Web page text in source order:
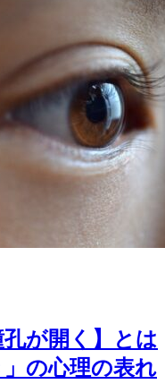
が開く】とは
の心理の表れ